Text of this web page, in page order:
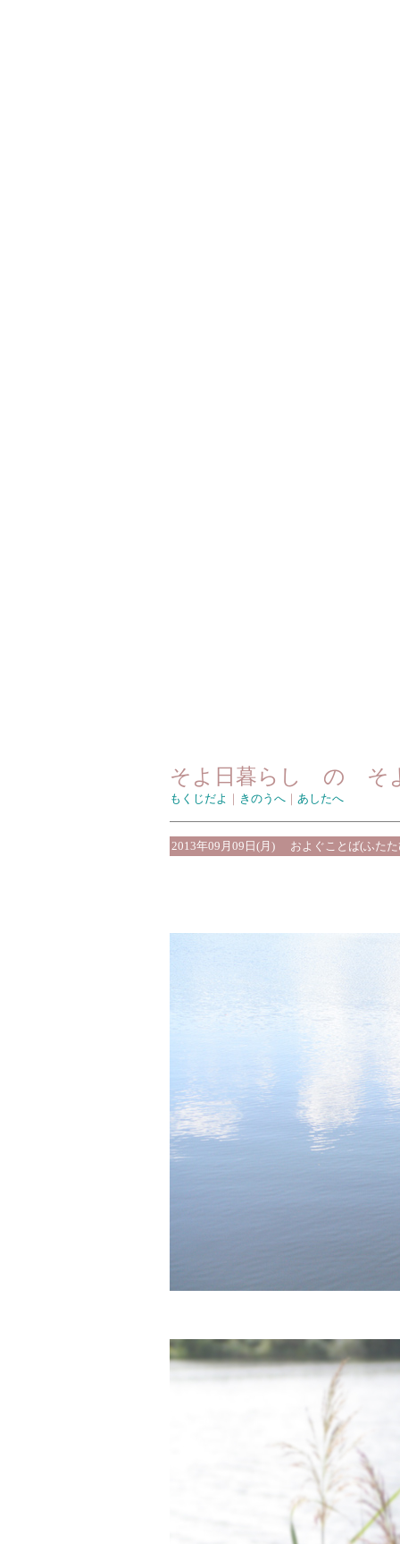
そよ日暮らし の そ
もくじだよ きのうへ あしたへ
2013年09月09日(月) およぐことば(ふたた